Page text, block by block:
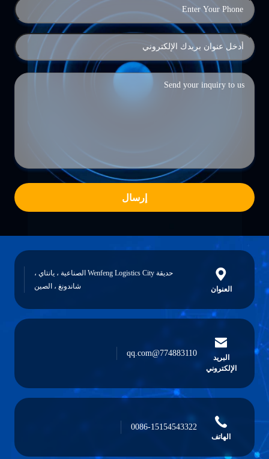
إرسال
العنوان
حديقة Wenfeng Logistics City الصناعية ، يانتاي ،
شاندونغ ، الصين
البريد
الإلكتروني
774883110@qq.com
الهاتف
0086-15154543322